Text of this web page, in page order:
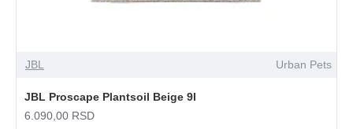
JBL Urban Pets
JBL Proscape Plantsoil Beige 9l
6.090,00 RSD